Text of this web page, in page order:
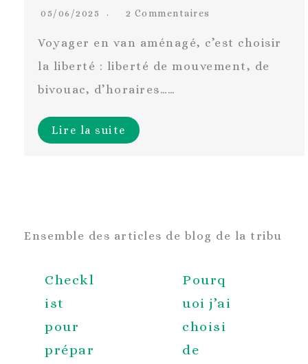
05/06/2025 2 Commentaires
Voyager en van aménagé, c’est choisir
la liberté : liberté de mouvement, de
bivouac, d’horaires……
Lire la suite
Ensemble des articles de blog de la tribu
Checkl
ist
pour
prépar
Pourq
uoi j’ai
choisi
de